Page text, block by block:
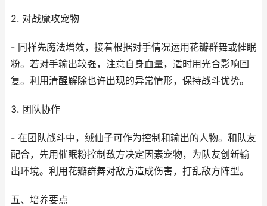
2. 对战魔攻宠物
- 同样先魔法增效，接着根据对手情况运用花瓣群舞或催眠
粉。若对手输出较强，注意自身血量，适时用光合影响回
复。利用清醒解除也许出现的异常情形，保持战斗优势。
3. 团队协作
- 在团队战斗中，绒仙子可作为控制和输出的人物。和队友
配合，先用催眠粉控制敌方决定因素宠物，为队友创新输
出环境。利用花瓣群舞对敌方造成伤害，打乱敌方阵型。
五、培养要点